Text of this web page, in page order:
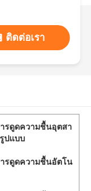
ติดต่อเรา
รดูดความชื้นอุตสา
ปแบบ
รดูดความชื้นอัตโน